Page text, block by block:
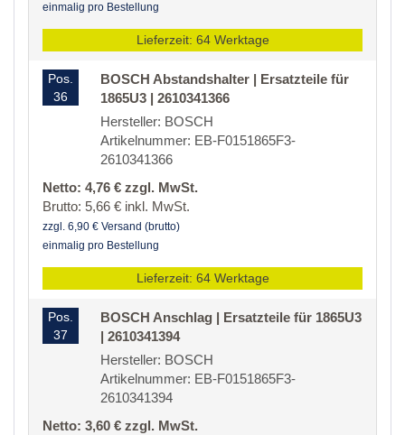
einmalig pro Bestellung
Lieferzeit: 64 Werktage
Pos.
36
BOSCH Abstandshalter | Ersatzteile für
1865U3 | 2610341366
Hersteller: BOSCH
Artikelnummer: EB-F0151865F3-
2610341366
Netto: 4,76 € zzgl. MwSt.
Brutto: 5,66 € inkl. MwSt.
zzgl. 6,90 € Versand (brutto)
einmalig pro Bestellung
Lieferzeit: 64 Werktage
Pos.
37
BOSCH Anschlag | Ersatzteile für 1865U3
| 2610341394
Hersteller: BOSCH
Artikelnummer: EB-F0151865F3-
2610341394
Netto: 3,60 € zzgl. MwSt.